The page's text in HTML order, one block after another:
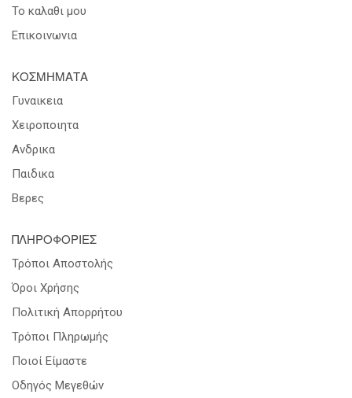
Το καλαθι μου
Επικοινωνια
ΚΟΣΜΗΜΑΤΑ
Γυναικεια
Χειροποιητα
Ανδρικα
Παιδικα
Βερες
ΠΛΗΡΟΦΟΡΙΕΣ
Τρόποι Αποστολής
Όροι Χρήσης
Πολιτική Απορρήτου
Τρόποι Πληρωμής
Ποιοί Είμαστε
Οδηγός Μεγεθών